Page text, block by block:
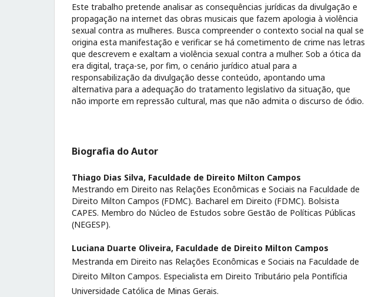
Este trabalho pretende analisar as consequências jurídicas da divulgação e
propagação na internet das obras musicais que fazem apologia à violência
sexual contra as mulheres. Busca compreender o contexto social na qual se
origina esta manifestação e verificar se há cometimento de crime nas letras
que descrevem e exaltam a violência sexual contra a mulher. Sob a ótica da
era digital, traça-se, por fim, o cenário jurídico atual para a
responsabilização da divulgação desse conteúdo, apontando uma
alternativa para a adequação do tratamento legislativo da situação, que
não importe em repressão cultural, mas que não admita o discurso de ódio.
Biografia do Autor
Thiago Dias Silva, Faculdade de Direito Milton Campos
Mestrando em Direito nas Relações Econômicas e Sociais na Faculdade de
Direito Milton Campos (FDMC). Bacharel em Direito (FDMC). Bolsista
CAPES. Membro do Núcleo de Estudos sobre Gestão de Políticas Públicas
(NEGESP).
Luciana Duarte Oliveira, Faculdade de Direito Milton Campos
Mestranda em Direito nas Relações Econômicas e Sociais na Faculdade de
Direito Milton Campos. Especialista em Direito Tributário pela Pontifícia
Universidade Católica de Minas Gerais.